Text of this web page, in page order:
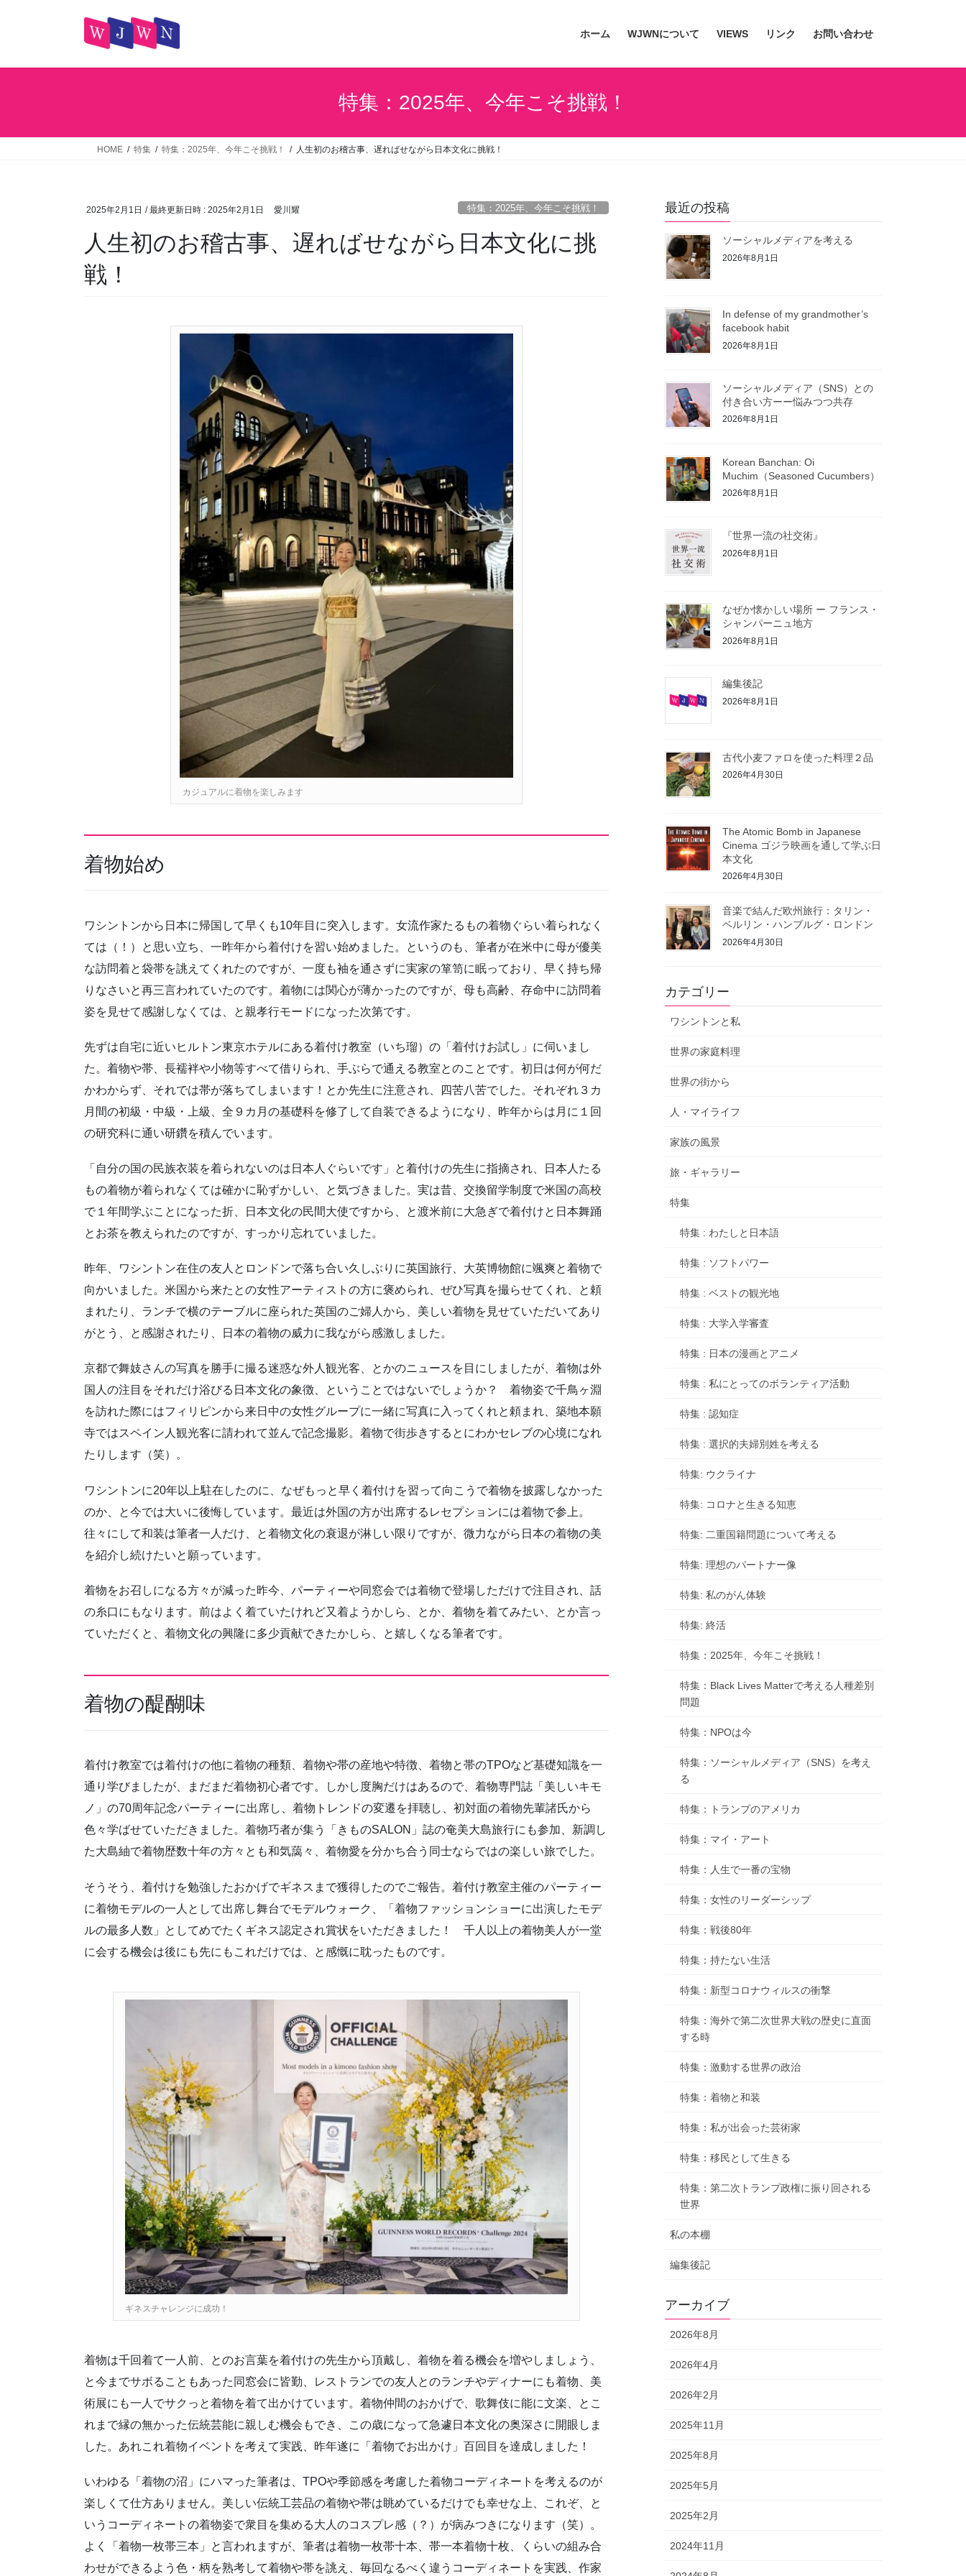
ホーム WJWNについて VIEWS リンク お問い合わせ
特集：2025年、今年こそ挑戦！
HOME 特集 特集：2025年、今年こそ挑戦！ 人生初のお稽古事、遅ればせながら日本文化に挑戦！
2025年2月1日 / 最終更新日時 : 2025年2月1日 愛川耀 特集：2025年、今年こそ挑戦！
人生初のお稽古事、遅ればせながら日本文化に挑
戦！
カジュアルに着物を楽しみます
着物始め
ワシントンから日本に帰国して早くも10年目に突入します。女流作家たるもの着物ぐらい着られなく
ては（！）と思い立ち、一昨年から着付けを習い始めました。というのも、筆者が在米中に母が優美
な訪問着と袋帯を誂えてくれたのですが、一度も袖を通さずに実家の箪笥に眠っており、早く持ち帰
りなさいと再三言われていたのです。着物には関心が薄かったのですが、母も高齢、存命中に訪問着
姿を見せて感謝しなくては、と親孝行モードになった次第です。
先ずは自宅に近いヒルトン東京ホテルにある着付け教室（いち瑠）の「着付けお試し」に伺いまし
た。着物や帯、長襦袢や小物等すべて借りられ、手ぶらで通える教室とのことです。初日は何が何だ
かわからず、それでは帯が落ちてしまいます！とか先生に注意され、四苦八苦でした。それぞれ３カ
月間の初級・中級・上級、全９カ月の基礎科を修了して自装できるようになり、昨年からは月に１回
の研究科に通い研鑽を積んでいます。
「自分の国の民族衣装を着られないのは日本人ぐらいです」と着付けの先生に指摘され、日本人たる
もの着物が着られなくては確かに恥ずかしい、と気づきました。実は昔、交換留学制度で米国の高校
で１年間学ぶことになった折、日本文化の民間大使ですから、と渡米前に大急ぎで着付けと日本舞踊
とお茶を教えられたのですが、すっかり忘れていました。
昨年、ワシントン在住の友人とロンドンで落ち合い久しぶりに英国旅行、大英博物館に颯爽と着物で
向かいました。米国から来たとの女性アーティストの方に褒められ、ぜひ写真を撮らせてくれ、と頼
まれたり、ランチで横のテーブルに座られた英国のご婦人から、美しい着物を見せていただいてあり
がとう、と感謝されたり、日本の着物の威力に我ながら感激しました。
京都で舞妓さんの写真を勝手に撮る迷惑な外人観光客、とかのニュースを目にしましたが、着物は外
国人の注目をそれだけ浴びる日本文化の象徴、ということではないでしょうか？ 着物姿で千鳥ヶ淵
を訪れた際にはフィリピンから来日中の女性グループに一緒に写真に入ってくれと頼まれ、築地本願
寺ではスペイン人観光客に請われて並んで記念撮影。着物で街歩きするとにわかセレブの心境になれ
たりします（笑）。
ワシントンに20年以上駐在したのに、なぜもっと早く着付けを習って向こうで着物を披露しなかった
のか、と今では大いに後悔しています。最近は外国の方が出席するレセプションには着物で参上。
往々にして和装は筆者一人だけ、と着物文化の衰退が淋しい限りですが、微力ながら日本の着物の美
を紹介し続けたいと願っています。
着物をお召しになる方々が減った昨今、パーティーや同窓会では着物で登場しただけで注目され、話
の糸口にもなります。前はよく着ていたけれど又着ようかしら、とか、着物を着てみたい、とか言っ
ていただくと、着物文化の興隆に多少貢献できたかしら、と嬉しくなる筆者です。
着物の醍醐味
着付け教室では着付けの他に着物の種類、着物や帯の産地や特徴、着物と帯のTPOなど基礎知識を一
通り学びましたが、まだまだ着物初心者です。しかし度胸だけはあるので、着物専門誌「美しいキモ
ノ」の70周年記念パーティーに出席し、着物トレンドの変遷を拝聴し、初対面の着物先輩諸氏から
色々学ばせていただきました。着物巧者が集う「きものSALON」誌の奄美大島旅行にも参加、新調し
た大島紬で着物歴数十年の方々とも和気藹々、着物愛を分かち合う同士ならではの楽しい旅でした。
そうそう、着付けを勉強したおかげでギネスまで獲得したのでご報告。着付け教室主催のパーティー
に着物モデルの一人として出席し舞台でモデルウォーク、「着物ファッションショーに出演したモデ
ルの最多人数」としてめでたくギネス認定され賞状をいただきました！ 千人以上の着物美人が一堂
に会する機会は後にも先にもこれだけでは、と感慨に耽ったものです。
ギネスチャレンジに成功！
着物は千回着て一人前、とのお言葉を着付けの先生から頂戴し、着物を着る機会を増やしましょう、
と今までサボることもあった同窓会に皆勤、レストランでの友人とのランチやディナーにも着物、美
術展にも一人でサクっと着物を着て出かけています。着物仲間のおかげで、歌舞伎に能に文楽、とこ
れまで縁の無かった伝統芸能に親しむ機会もでき、この歳になって急遽日本文化の奥深さに開眼しま
した。あれこれ着物イベントを考えて実践、昨年遂に「着物でお出かけ」百回目を達成しました！
いわゆる「着物の沼」にハマった筆者は、TPOや季節感を考慮した着物コーディネートを考えるのが
楽しくて仕方ありません。美しい伝統工芸品の着物や帯は眺めているだけでも幸せな上、これぞ、と
いうコーディネートの着物姿で衆目を集める大人のコスプレ感（？）が病みつきになります（笑）。
よく「着物一枚帯三本」と言われますが、筆者は着物一枚帯十本、帯一本着物十枚、くらいの組み合
わせができるよう色・柄を熟考して着物や帯を誂え、毎回なるべく違うコーディネートを実践、作家
最近の投稿
ソーシャルメディアを考える
2026年8月1日
In defense of my grandmother’s
facebook habit
2026年8月1日
ソーシャルメディア（SNS）との
付き合い方ーー悩みつつ共存
2026年8月1日
Korean Banchan: Oi
Muchim（Seasoned Cucumbers）
2026年8月1日
『世界一流の社交術』
2026年8月1日
なぜか懐かしい場所 ー フランス・
シャンパーニュ地方
2026年8月1日
編集後記
2026年8月1日
古代小麦ファロを使った料理２品
2026年4月30日
The Atomic Bomb in Japanese
Cinema ゴジラ映画を通して学ぶ日
本文化
2026年4月30日
音楽で結んだ欧州旅行：タリン・
ベルリン・ハンブルグ・ロンドン
2026年4月30日
カテゴリー
ワシントンと私
世界の家庭料理
世界の街から
人・マイライフ
家族の風景
旅・ギャラリー
特集
特集 : わたしと日本語
特集 : ソフトパワー
特集 : ベストの観光地
特集 : 大学入学審査
特集 : 日本の漫画とアニメ
特集 : 私にとってのボランティア活動
特集 : 認知症
特集 : 選択的夫婦別姓を考える
特集: ウクライナ
特集: コロナと生きる知恵
特集: 二重国籍問題について考える
特集: 理想のパートナー像
特集: 私のがん体験
特集: 終活
特集：2025年、今年こそ挑戦！
特集：Black Lives Matterで考える人種差別
問題
特集：NPOは今
特集：ソーシャルメディア（SNS）を考え
る
特集：トランプのアメリカ
特集：マイ・アート
特集：人生で一番の宝物
特集：女性のリーダーシップ
特集：戦後80年
特集：持たない生活
特集：新型コロナウィルスの衝撃
特集：海外で第二次世界大戦の歴史に直面
する時
特集：激動する世界の政治
特集：着物と和装
特集：私が出会った芸術家
特集：移民として生きる
特集：第二次トランプ政権に振り回される
世界
私の本棚
編集後記
アーカイブ
2026年8月
2026年4月
2026年2月
2025年11月
2025年8月
2025年5月
2025年2月
2024年11月